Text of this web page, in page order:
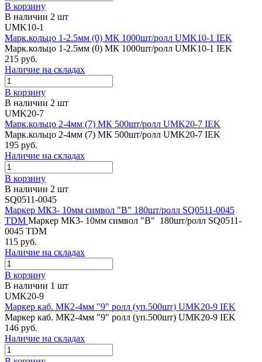
В корзину
В наличии 2 шт
UMK10-1
Марк.кольцо 1-2.5мм (0) МК 1000шт/ролл UMK10-1 IEK
Марк.кольцо 1-2.5мм (0) МК 1000шт/ролл UMK10-1 IEK
215 руб.
Наличие на складах
В корзину
В наличии 2 шт
UMK20-7
Марк.кольцо 2-4мм (7) МК 500шт/ролл UMK20-7 IEK
Марк.кольцо 2-4мм (7) МК 500шт/ролл UMK20-7 IEK
195 руб.
Наличие на складах
В корзину
В наличии 2 шт
SQ0511-0045
Маркер МК3- 10мм символ "В" 180шт/ролл SQ0511-0045
TDM Маркер МК3- 10мм символ "В" 180шт/ролл SQ0511-
0045 TDM
115 руб.
Наличие на складах
В корзину
В наличии 1 шт
UMK20-9
Маркер каб. МК2-4мм "9" ролл (уп.500шт) UMK20-9 IEK
Маркер каб. МК2-4мм "9" ролл (уп.500шт) UMK20-9 IEK
146 руб.
Наличие на складах